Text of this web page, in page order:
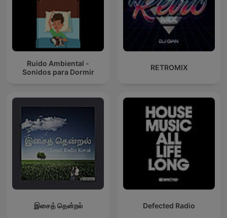
Ruido Ambiental -
Sonidos para Dormir
RETROMIX
இசைத் தென்றல் Defected Radio